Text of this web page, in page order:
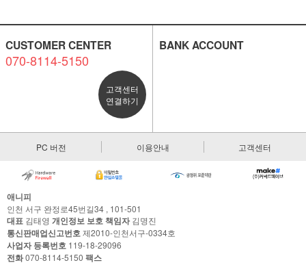
CUSTOMER CENTER
070-8114-5150
고객센터
연결하기
BANK ACCOUNT
PC 버전 이용안내 고객센터
애니피
인천 서구 완정로45번길34 , 101-501
대표 김태영 개인정보 보호 책임자김명진
통신판매업신고번호제2010-인천서구-0334호
사업자 등록번호 119-18-29096
전화070-8114-5150 팩스